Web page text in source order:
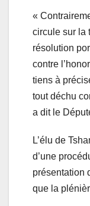
«
circule sur la
résolution
contre
tiens à
tout déchu
a dit le
L’élu de
d’une
présentation
que la